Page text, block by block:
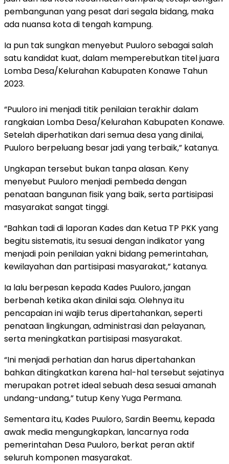
pembangunan yang pesat dari segala bidang, maka
ada nuansa kota di tengah kampung.
Ia pun tak sungkan menyebut Puuloro sebagai salah
satu kandidat kuat, dalam memperebutkan titel juara
Lomba Desa/Kelurahan Kabupaten Konawe Tahun
2023.
“Puuloro ini menjadi titik penilaian terakhir dalam
rangkaian Lomba Desa/Kelurahan Kabupaten Konawe.
Setelah diperhatikan dari semua desa yang dinilai,
Puuloro berpeluang besar jadi yang terbaik,” katanya.
Ungkapan tersebut bukan tanpa alasan. Keny
menyebut Puuloro menjadi pembeda dengan
penataan bangunan fisik yang baik, serta partisipasi
masyarakat sangat tinggi.
“Bahkan tadi di laporan Kades dan Ketua TP PKK yang
begitu sistematis, itu sesuai dengan indikator yang
menjadi poin penilaian yakni bidang pemerintahan,
kewilayahan dan partisipasi masyarakat,” katanya.
Ia lalu berpesan kepada Kades Puuloro, jangan
berbenah ketika akan dinilai saja. Olehnya itu
pencapaian ini wajib terus dipertahankan, seperti
penataan lingkungan, administrasi dan pelayanan,
serta meningkatkan partisipasi masyarakat.
“Ini menjadi perhatian dan harus dipertahankan
bahkan ditingkatkan karena hal-hal tersebut sejatinya
merupakan potret ideal sebuah desa sesuai amanah
undang-undang,” tutup Keny Yuga Permana.
Sementara itu, Kades Puuloro, Sardin Beemu, kepada
awak media mengungkapkan, lancarnya roda
pemerintahan Desa Puuloro, berkat peran aktif
seluruh komponen masyarakat.